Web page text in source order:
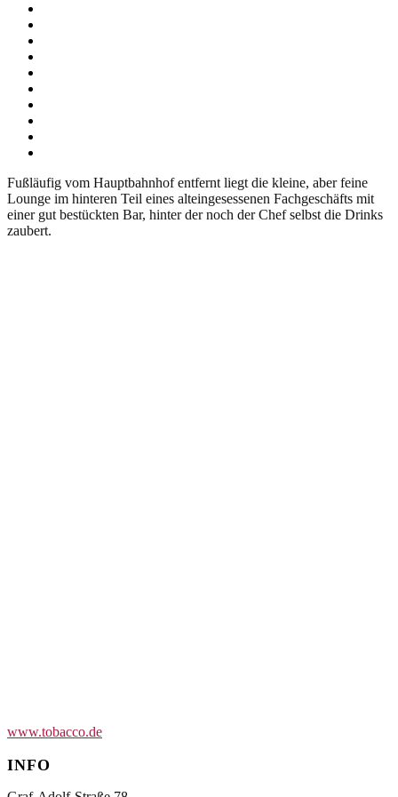
Fußläufig vom Hauptbahnhof entfernt liegt die kleine, aber feine
Lounge im hinteren Teil eines alteingesessenen Fachgeschäfts mit
einer gut bestückten Bar, hinter der noch der Chef selbst die Drinks
zaubert.
www.tobacco.de
INFO